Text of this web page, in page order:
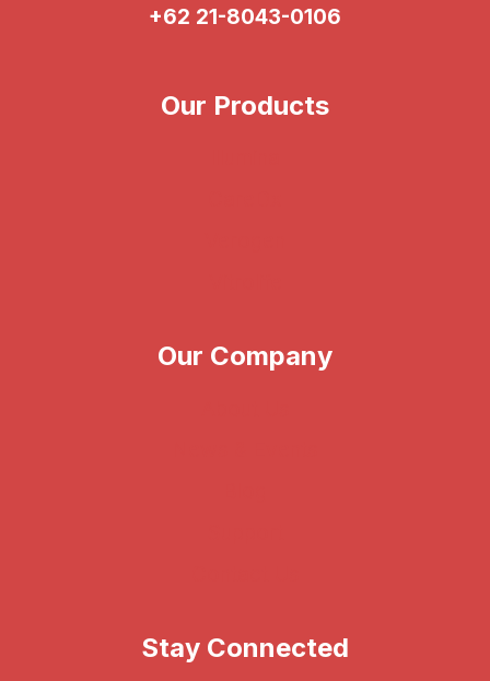
+62 21-8043-0106
Our Products
Our Company
Stay Connected